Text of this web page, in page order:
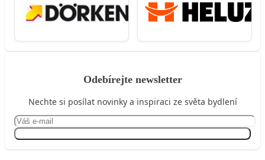
Odebírejte newsletter
Nechte si posílat novinky a inspiraci ze světa bydlení